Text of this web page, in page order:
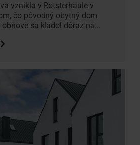
vznikla v Rotsterhaule v
čo pôvodný obytný dom
sa kládol dôraz na...